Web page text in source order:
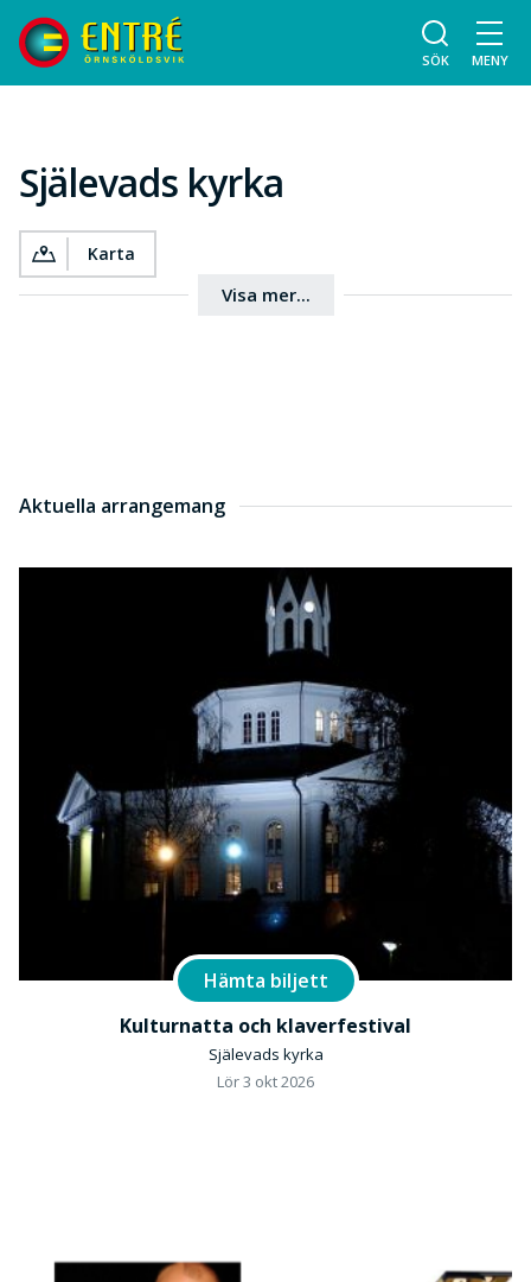
SÖK MENY
Själevads kyrka
Karta
Visa mer...
Aktuella arrangemang
Hämta biljett
Kulturnatta och klaverfestival
Själevads kyrka
Lör 3 okt 2026